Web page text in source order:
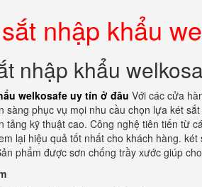
nhập khẩu
nhập khẩu
welkosafe uy tín ở đâu Với các cửa
sàng phục vụ mọi nhu cầu chọn lựa két
tảng kỹ thuật cao. Công nghệ tiên tiến từ
lại hiệu quả tốt nhất cho khách hàng.
phẩm được sơn chống trầy xước giúp